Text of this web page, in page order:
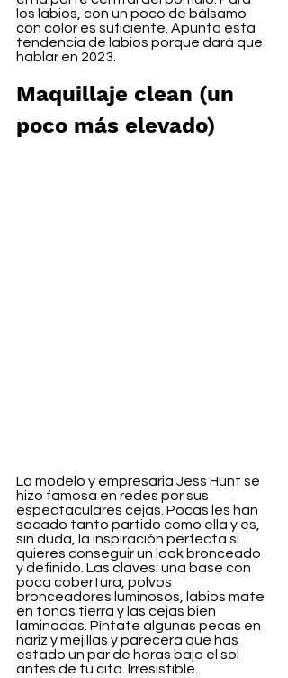
los labios, con un poco de bálsamo
con color es suficiente. Apunta esta
tendencia de labios porque dará que
hablar en 2023.
Maquillaje clean (un
poco más elevado)
La modelo y empresaria Jess Hunt se
hizo famosa en redes por sus
espectaculares cejas. Pocas les han
sacado tanto partido como ella y es,
sin duda, la inspiración perfecta si
quieres conseguir un look bronceado
y definido. Las claves: una base con
poca cobertura, polvos
bronceadores luminosos, labios mate
en tonos tierra y las cejas bien
laminadas. Píntate algunas pecas en
nariz y mejillas y parecerá que has
estado un par de horas bajo el sol
antes de tu cita. Irresistible.